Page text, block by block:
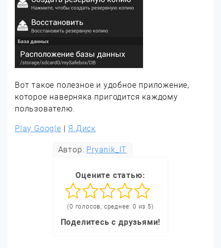
Вот такое полезное и удобное приложение,
которое наверняка пригодится каждому
пользователю.
Play Google | Я.Диск
Автор: Pryanik_IT
Оцените статью:
(0 голосов, среднее: 0 из 5)
Поделитесь с друзьями!